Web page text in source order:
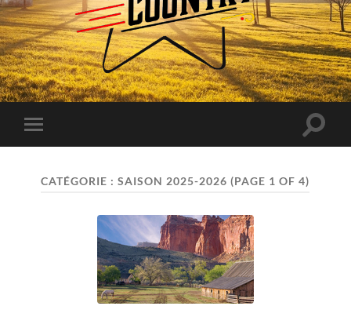
Forever
Country
Toggle
mobile
Toggle
CATÉGORIE :SAISON 2025-2026 (PAGE 1 OF 4)